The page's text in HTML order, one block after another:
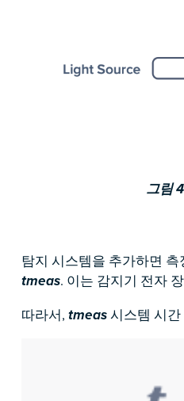
그림
탐지 시스템을 추가하면
tmeas. 이는 감지기 전자
따라서, tmeas시스템 시